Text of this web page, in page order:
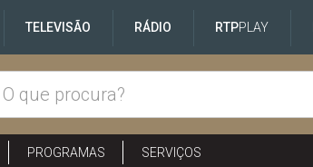
TELEVISÃO RÁDIO RTPPLAY
PROGRAMAS SERVIÇOS